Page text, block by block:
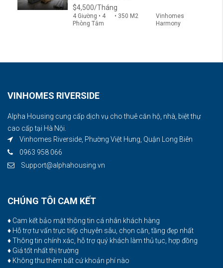
$4,500/Tháng
4 Giường • 4
Phòng Tắm
• 350 M2
Vinhomes
Harmony
VINHOMES RIVERSIDE
Alpha Housing cung cấp dịch vụ cho thuê căn hộ, nhà, biệt thự
cao cấp tại Hà Nội.
Vinhomes Riverside, Phường Việt Hưng, Quận Long Biên
0963 958 066
Support@alphahousing.vn
CHÚNG TÔI CAM KẾT
♦ Cam kết bảo mật thông tin cá nhân khách hàng
♦ Hỗ trợ tư vấn trực tiếp chuyên sâu, chọn căn, tầng đẹp nhất
♦ Thông tin chính xác, hỗ trợ quý khách làm thủ tục, hợp đồng
♦ Giá tốt nhất thị trường
♦ Không thu thêm bất cứ khoản phí nào